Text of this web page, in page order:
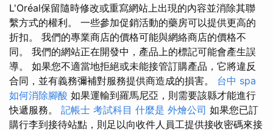
L'Oréal保留隨時修改或重寫網站上出現的內容並消除其聯
繫方式的權利。 一些參加促銷活動的藥房可以提供更高的
折扣。 我們的專業商店的價格可能與網絡商店的價格不
同。 我們的網站正在開發中，產品上的標記可能會產生誤
導。 如果您不適當地拒絕或未能接管訂購產品，它將違反
合同，並有義務彌補對服務提供商造成的損害。 台中 spa
如何消除腳酸 如果運輸到羅馬尼亞，則需要該縣才能進行
快遞服務。 記帳士 考試科目 什麼是 外燴公司 如果您已訂
購行李到接待站點，則足以向收件人員工提供接收密碼來接